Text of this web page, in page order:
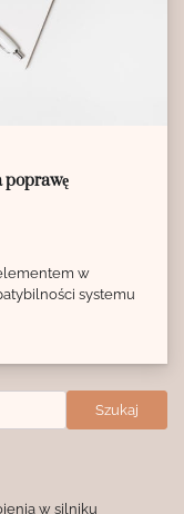
poprawę
w
systemu
Szukaj
w silniku